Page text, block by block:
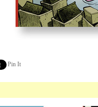
Pin It